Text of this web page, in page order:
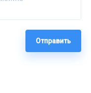
Отправить